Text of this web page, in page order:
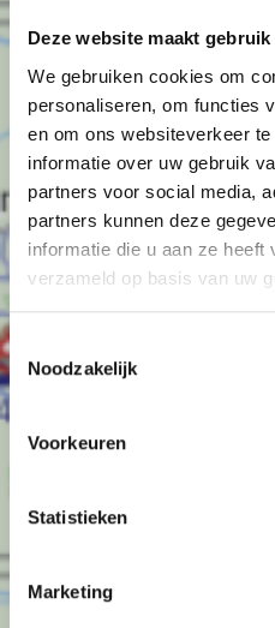
Deze website maakt
We gebruiken cookies om
personaliseren, om functies
en om ons websiteverkeer
informatie over uw gebruik
partners voor social media,
partners kunnen deze
informatie die u aan ze
verzameld op basis van uw
Toestemmingsselectie
Noodzakelijk
Voorkeuren
Statistieken
Marketing